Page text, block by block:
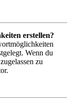
erstellen?
Wenn du
zu